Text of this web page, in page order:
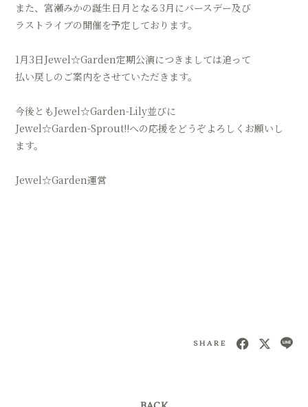
また、宮瀬みかの誕生日月となる3月にバースデー及び
ラストライブの開催を予定しております。
1月3日Jewel☆Garden定期公演につきましては追って
払い戻しのご案内をさせていただきます。
今後ともJewel☆Garden-Lily並びに
Jewel☆Garden-Sprout!!への応援をどうぞよろしくお願いし
ます。
Jewel☆Garden運営
SHARE